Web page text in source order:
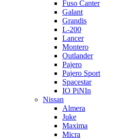
Fuso Canter
Galant
Grandis
L-200
Lancer
Montero
Outlander
Pajero
Pajero Sport
Spacestar
IO PiNIn
Nissan
Almera
Juke
Maxima
Micra